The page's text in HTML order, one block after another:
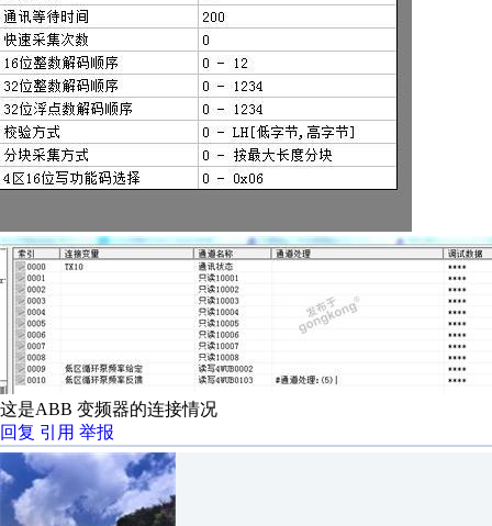
这是ABB 变频器的连接情况
回复 引用 举报